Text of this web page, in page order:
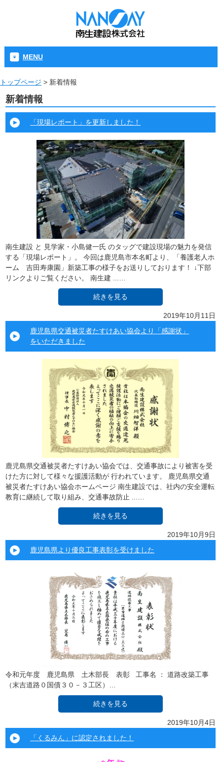
MENU
トップページ > 新着情報
新着情報
「現場レポート」を更新しました！
南生建設 と 見学家・小島健一氏 のタッグで建設現場の魅力を発信
する「現場レポート」。 今回は鹿児島市本名町より、「養護老人ホ
ーム 吉田寿康園」新築工事の様子をお送りしております！ ↓下部
リンクよりご覧ください。 南生建 ...…
続きを見る
2019年10月11日
鹿児島県交通被災者たすけあい協会より「感謝状」
をいただきました
鹿児島県交通被災者たすけあい協会では、交通事故により被害を受
けた方に対して様々な援護活動が 行われています。 鹿児島県交通
被災者たすけあい協会ホームページ 南生建設では、社内の安全運転
教育に継続して取り組み、交通事故防止 ...…
続きを見る
2019年10月9日
鹿児島県より優良工事表彰を受けました
令和元年度 鹿児島県 土木部長 表彰 工事名 ： 道路改築工事
（末吉道路０国債３０－３工区）…
続きを見る
2019年10月4日
「くるみん」に認定されました！